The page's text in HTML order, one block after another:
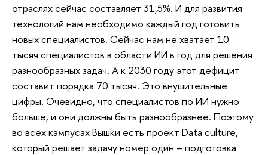
отраслях сейчас составляет 31,5%. И для развития
технологий нам необходимо каждый год готовить
новых специалистов. Сейчас нам не хватает 10
тысяч специалистов в области ИИ в год для решения
разнообразных задач. А к 2030 году этот дефицит
составит порядка 70 тысяч. Это внушительные
цифры. Очевидно, что специалистов по ИИ нужно
больше, и они должны быть разнообразнее. Поэтому
во всех кампусах Вышки есть проект Data culture,
который решает задачу номер один – подготовка